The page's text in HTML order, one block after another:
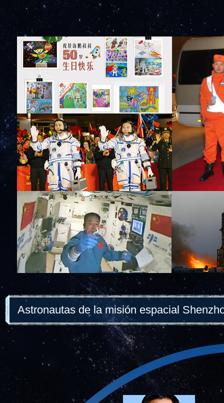
Astronautas de la misión espacial